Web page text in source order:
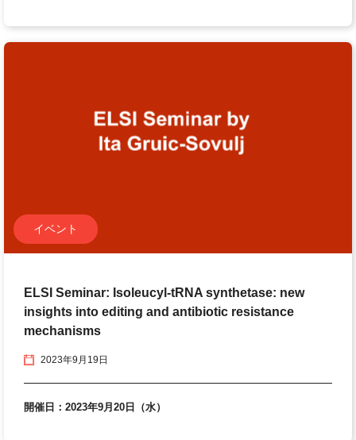
イベント
ELSI Seminar: Isoleucyl-tRNA synthetase: new
insights into editing and antibiotic resistance
mechanisms
2023年9月19日
開催日：2023年9月20日（水）